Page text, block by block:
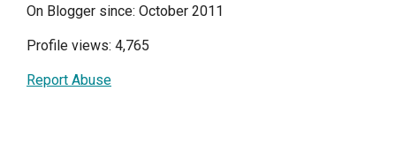
On Blogger since: October 2011
Profile views: 4,765
Report Abuse